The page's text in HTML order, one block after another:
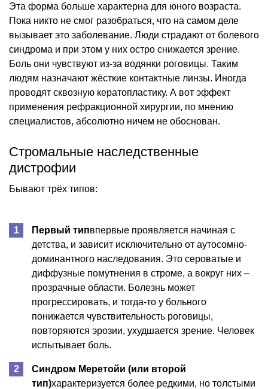
Эта форма больше характерна для юного возраста.
Пока никто не смог разобраться, что на самом деле
вызывает это заболевание. Люди страдают от болевого
синдрома и при этом у них остро снижается зрение.
Боль они чувствуют из-за водянки роговицы. Таким
людям назначают жёсткие контактные линзы. Иногда
проводят сквозную кератопластику. А вот эффект
применения рефракционной хирургии, по мнению
специалистов, абсолютно ничем не обоснован.
Стромальные наследственные
дистрофии
Бывают трёх типов:
Первый типвпервые проявляется начиная с
детства, и зависит исключительно от аутосомно-
доминантного наследования. Это сероватые и
диффузные помутнения в строме, а вокруг них –
прозрачные области. Болезнь может
прогрессировать, и тогда-то у больного
понижается чувствительность роговицы,
повторяются эрозии, ухудшается зрение. Человек
испытывает боль.
Синдром Меретойи (или второй
тип)характеризуется более редкими, но толстыми